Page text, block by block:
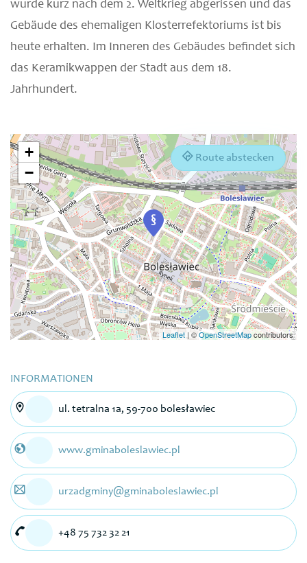
wurde kurz nach dem 2. Weltkrieg abgerissen und das
Gebäude des ehemaligen Klosterrefektoriums ist bis
heute erhalten. Im Inneren des Gebäudes befindet sich
das Keramikwappen der Stadt aus dem 18.
Jahrhundert.
Route abstecken
+
−
Leaflet | ©OpenStreetMapcontributors
INFORMATIONEN
ul. tetralna 1a, 59-700 bolesławiec
www.gminaboleslawiec.pl
urzadgminy@gminaboleslawiec.pl
+48 75 732 32 21